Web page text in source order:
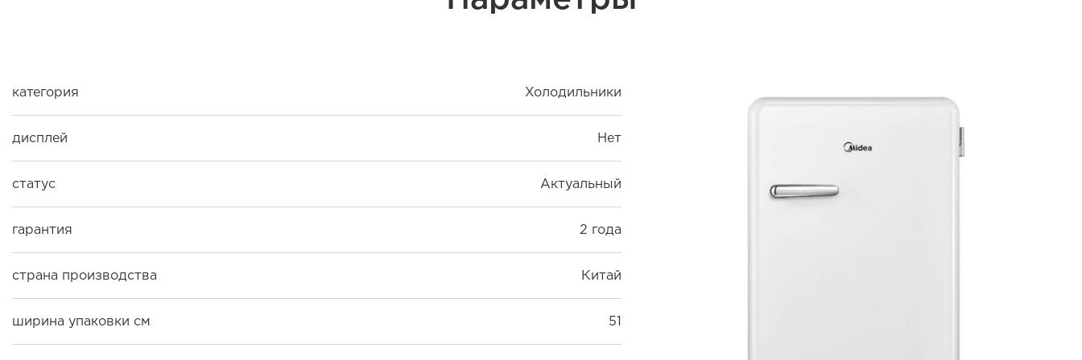
категория Холодильники
дисплей Нет
статус Актуальный
гарантия 2 года
страна производства Китай
ширина упаковки см 51